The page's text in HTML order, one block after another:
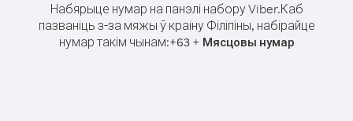
Набярыце нумар на панэлі набору Viber.Каб
пазваніць з-за мяжы ў краіну Філіпіны, набірайце
нумар такім чынам:+63+ Мясцовы нумар